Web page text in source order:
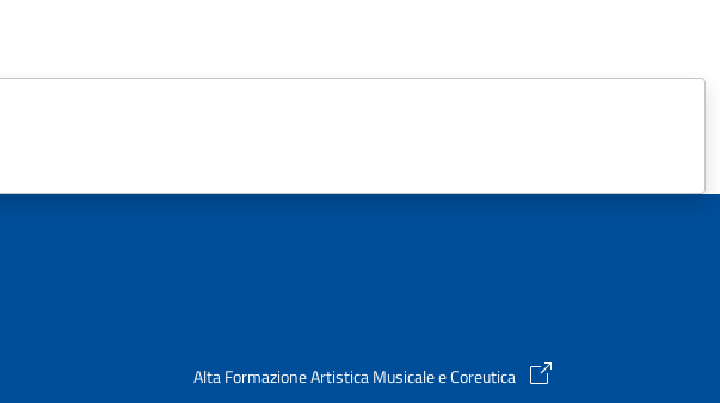
Alta Formazione Artistica Musicale e Coreutica